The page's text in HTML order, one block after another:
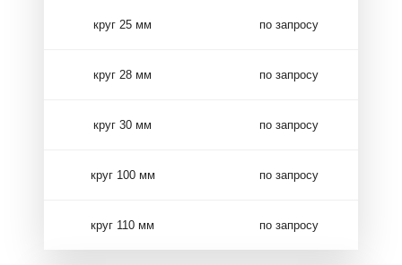
круг 25 мм по запросу
круг 28 мм по запросу
круг 30 мм по запросу
круг 100 мм по запросу
круг 110 мм по запросу